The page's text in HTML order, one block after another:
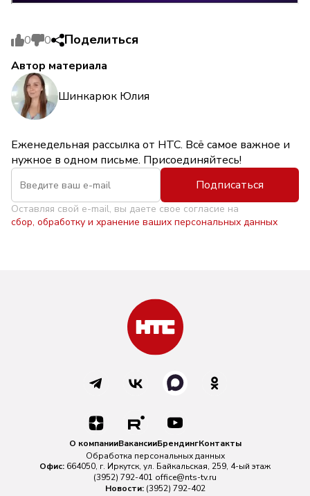
0 0 Поделиться
Автор материала
Шинкарюк Юлия
Еженедельная рассылка от НТС. Всё самое важное и
нужное в одном письме. Присоединяйтесь!
Подписаться
Оставляя свой e-mail, вы даете свое согласие на
сбор, обработку и хранение ваших персональных данных
О компанииВакансииБрендингКонтакты
Обработка персональных данных
Офис: 664050, г. Иркутск, ул. Байкальская, 259, 4-ый этаж
(3952) 792-401 office@nts-tv.ru
Новости: (3952) 792-402